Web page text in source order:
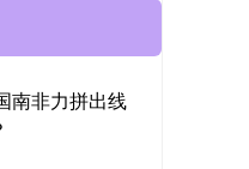
南非力拼出线